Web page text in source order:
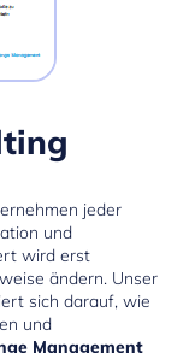
jeder
und
wird erst
ändern. Unser
sich darauf, wie
und
Management